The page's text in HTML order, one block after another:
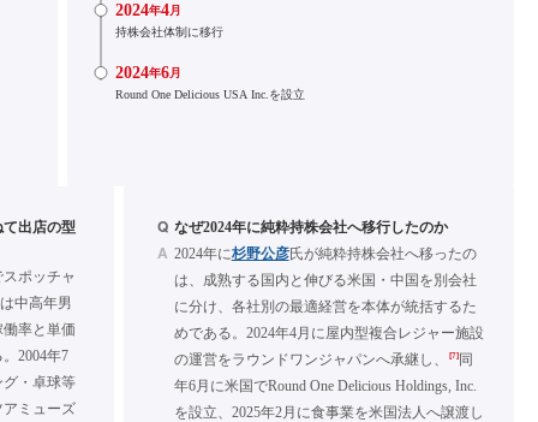
2024年4月
持株会社体制に移行
2024年6月
Round One Delicious USA Inc.を設立
て出店の型
ポッチャ
中高年男
率と単価
2004年7
・卓球等
ミューズ
Q なぜ2024年に純粋持株会社へ移行したのか
A 2024年に杉野公彦氏が純粋持株会社へ移ったの
は、成熟する国内と伸びる米国・中国を別会社
に分け、各社別の最適経営を本体が統括するた
めである。2024年4月に屋内型複合レジャー施設
の運営をラウンドワンジャパンへ承継し、
[7]同
年6月に米国でRound One Delicious Holdings, Inc.
を設立、2025年2月に食事業を米国法人へ譲渡し